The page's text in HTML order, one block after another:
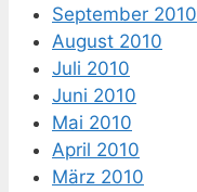
September 2010
August 2010
Juli 2010
Juni 2010
Mai 2010
April 2010
März 2010